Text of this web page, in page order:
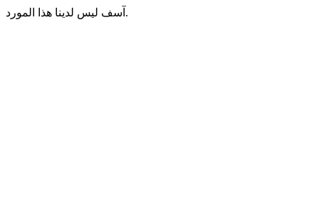
آسف ليس لدينا هذا المورد.